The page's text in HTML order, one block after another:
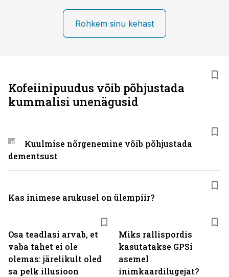
Rohkem sinu kehast
Osa teadlasi arvab, et
vaba tahet ei ole
olemas: järelikult oled
sa pelk illusioon
Miks rallispordis
kasutatakse GPSi
asemel
inimkaardilugejat?
Kofeiinipuudus võib põhjustada
kummalisi unenägusid
Kuulmise nõrgenemine võib põhjustada
dementsust
Kas inimese arukusel on ülempiir?